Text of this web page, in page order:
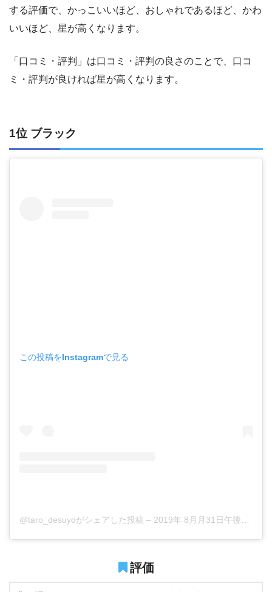
する評価で、かっこいいほど、おしゃれであるほど、かわ
いいほど、星が高くなります。
「口コミ・評判」は口コミ・評判の良さのことで、口コ
ミ・評判が良ければ星が高くなります。
1位 ブラック
この投稿をInstagramで見る
@taro_desuyoがシェアした投稿 – 2019年 8月月31日午後9時49分PDT
評価